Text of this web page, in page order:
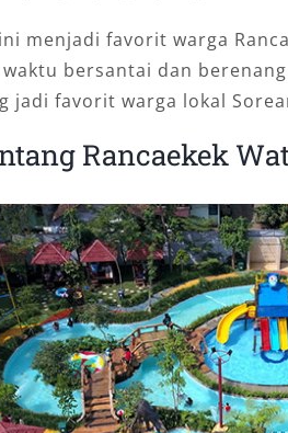
menjadi favorit warga
bersantai dan
jadi favorit warga lokal
Rancaekek